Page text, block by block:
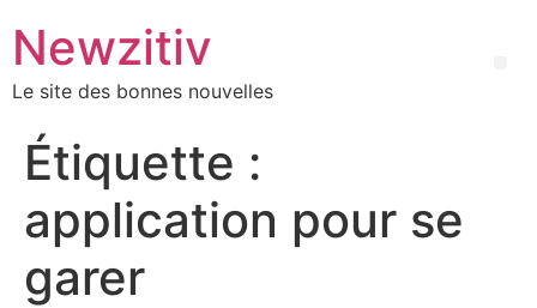
Newzitiv
Le site des bonnes nouvelles
Étiquette :
application pour se
garer